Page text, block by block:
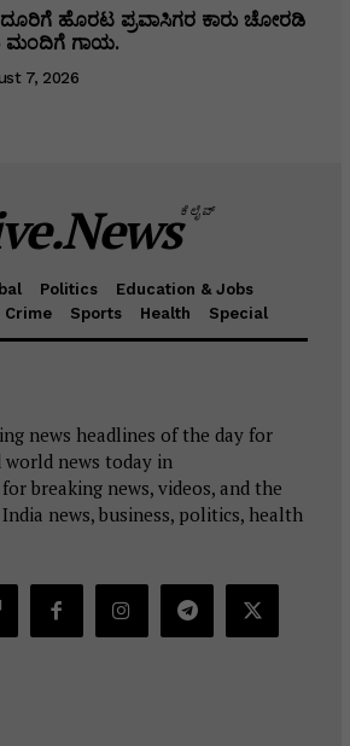
ಹೊರಟ ಪ್ರವಾಸಿಗರ ಕಾರು ಚೋರಡಿ
ಮಂದಿಗೆ ಗಾಯ.
7, 2026
ಕೆಲೈವ್
Politics
Education & Jobs
Crime Sports Health Special
news headlines of the day for
world news today in
breaking news, videos, and the
news, business, politics, health